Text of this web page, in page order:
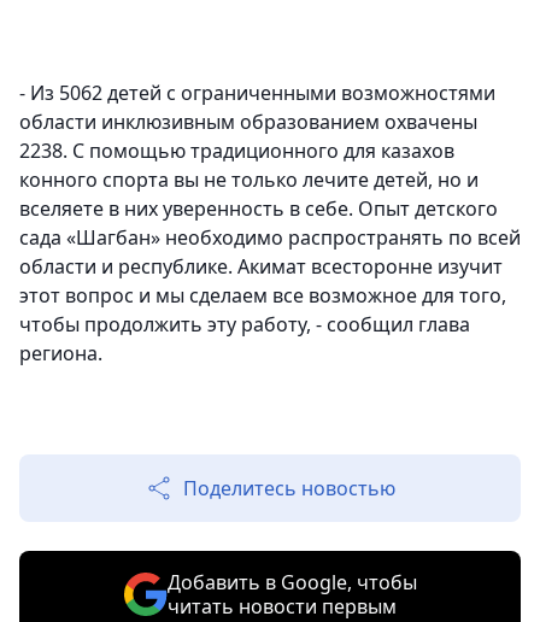
- Из 5062 детей с ограниченными возможностями
области инклюзивным образованием охвачены
2238. С помощью традиционного для казахов
конного спорта вы не только лечите детей, но и
вселяете в них уверенность в себе. Опыт детского
сада «Шагбан» необходимо распространять по всей
области и республике. Акимат всесторонне изучит
этот вопрос и мы сделаем все возможное для того,
чтобы продолжить эту работу, - сообщил глава
региона.
Поделитесь новостью
Добавить в Google, чтобы
читать новости первым